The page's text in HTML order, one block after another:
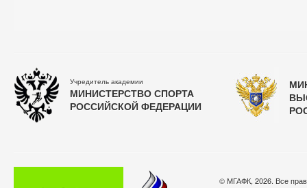
Учредитель академии
МИНИСТЕРСТВО СПОРТА
РОССИЙСКОЙ ФЕДЕРАЦИИ
© МГАФК, 2026. Все